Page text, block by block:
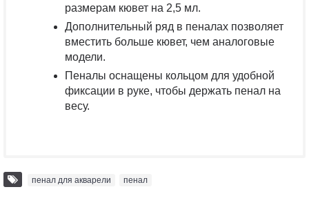
размерам кювет на 2,5 мл.
Дополнительный ряд в пеналах позволяет
вместить больше кювет, чем аналоговые
модели.
Пеналы оснащены кольцом для удобной
фиксации в руке, чтобы держать пенал на
весу.
пенал для акварели пенал